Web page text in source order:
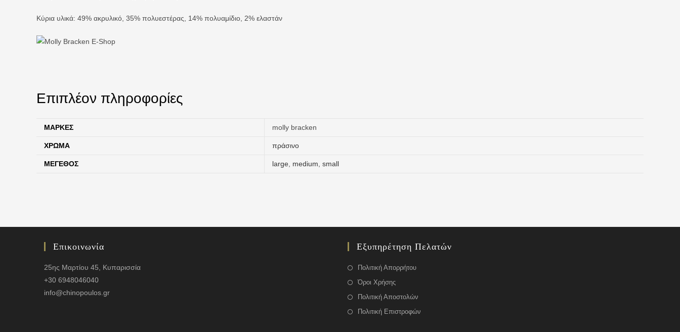
Κύρια υλικά: 49% ακρυλικό, 35% πολυεστέρας, 14% πολυαμίδιο, 2% ελαστάν
Επιπλέον πληροφορίες
ΜΆΡΚΕΣ molly bracken
ΧΡΏΜΑ πράσινο
ΜΈΓΕΘΟΣ large medium small
Επικοινωνία
25ης Μαρτίου 45, Κυπαρισσία
+30 6948046040
info@chinopoulos.gr
Εξυπηρέτηση Πελατών
Πολιτική Απορρήτου
Όροι Χρήσης
Πολιτική Αποστολών
Πολιτική Επιστροφών